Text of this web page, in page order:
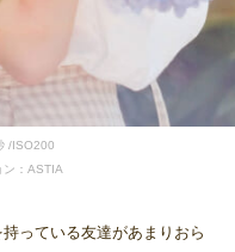
/ISO200
ン：ASTIA
っている友達があまりおら